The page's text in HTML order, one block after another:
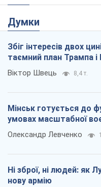
Думки
Збіг інтересів двох
таємний план Трампа і
Віктор Швець 8,4 т.
Мінськ готується до
умовах масштабної
Олександр Левченко
Ні зброї, ні людей: як
нову армію